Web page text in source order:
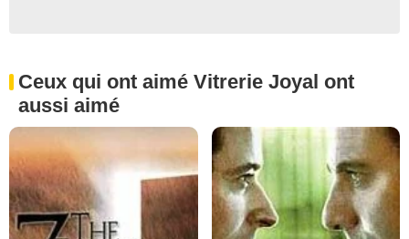
Ceux qui ont aimé Vitrerie Joyal ont
aussi aimé